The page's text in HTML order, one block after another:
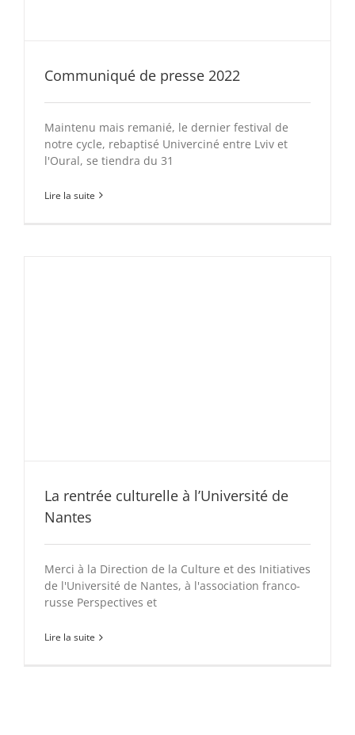
Communiqué de presse 2022
Maintenu mais remanié, le dernier festival de
notre cycle, rebaptisé Univerciné entre Lviv et
l'Oural, se tiendra du 31
Lire la suite
La rentrée culturelle à l’Université de
Nantes
Merci à la Direction de la Culture et des Initiatives
de l'Université de Nantes, à l'association franco-
russe Perspectives et
Lire la suite